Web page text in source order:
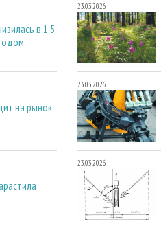
в 1,5
на рынок
23.03.2026
23.03.2026
23.03.2026